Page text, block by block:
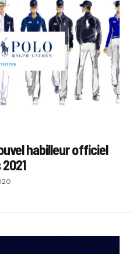
habilleur officiel